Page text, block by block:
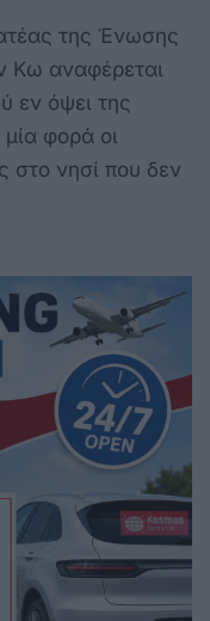
της Ένωσης
Κω αναφέρεται
εν όψει της
φορά οι
στο νησί που δεν